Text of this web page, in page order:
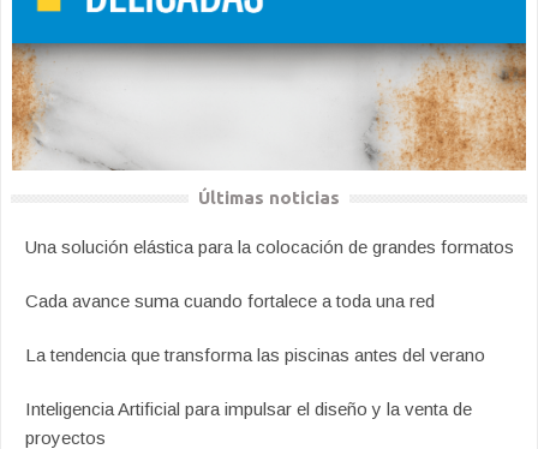
Últimas noticias
Una solución elástica para la colocación de grandes formatos
Cada avance suma cuando fortalece a toda una red
La tendencia que transforma las piscinas antes del verano
Inteligencia Artificial para impulsar el diseño y la venta de
proyectos